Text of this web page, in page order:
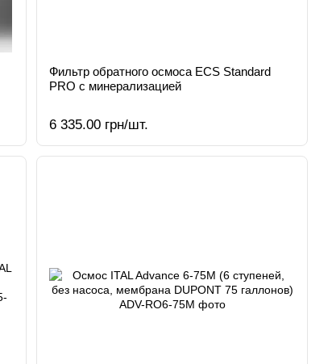
Фильтр обратного осмоса ECS Standard
PRO с минерализацией
6 335.00 грн/шт.